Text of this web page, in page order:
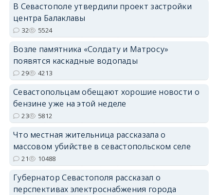
В Севастополе утвердили проект застройки
центра Балаклавы
32 5524
Возле памятника «Солдату и Матросу»
появятся каскадные водопады
29 4213
Севастопольцам обещают хорошие новости о
бензине уже на этой неделе
23 5812
Что местная жительница рассказала о
массовом убийстве в севастопольском селе
21 10488
Губернатор Севастополя рассказал о
перспективах электроснабжения города